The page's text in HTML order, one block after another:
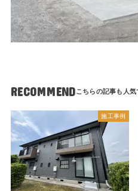
RECOMMEND
施工事例